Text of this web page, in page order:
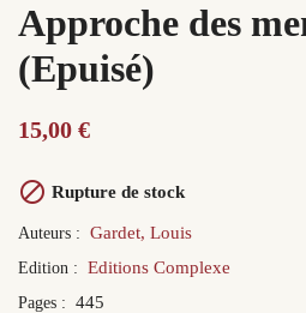
Approche des
(Epuisé)
15,00 €
 Rupture de stock
Auteurs : Gardet, Louis
Edition : Editions Complexe
Pages : 445